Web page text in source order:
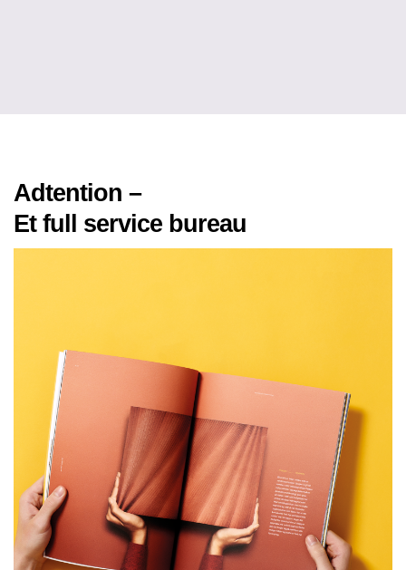
Adtention –
Et full service bureau